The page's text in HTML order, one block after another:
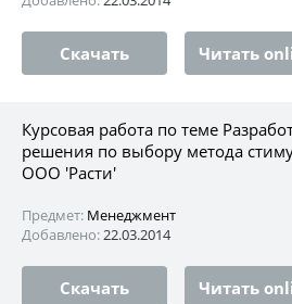
Скачать Читать
Курсовая работа по теме
решения по выбору метода
ООО 'Расти'
Предмет: Менеджмент
Добавлено:22.03.2014
Скачать Читать